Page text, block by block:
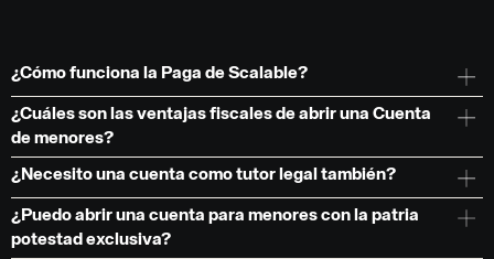
¿Cómo funciona la Paga de Scalable?
¿Cuáles son las ventajas fiscales de abrir una Cuenta
de menores?
¿Necesito una cuenta como tutor legal también?
¿Puedo abrir una cuenta para menores con la patria
potestad exclusiva?